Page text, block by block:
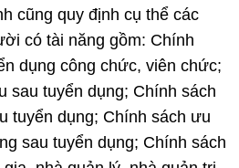
cũng quy định cụ thể các
có tài năng gồm: Chính
dụng công chức, viên chức;
sau tuyển dụng; Chính sách
tuyển dụng; Chính sách ưu
sau tuyển dụng; Chính sách